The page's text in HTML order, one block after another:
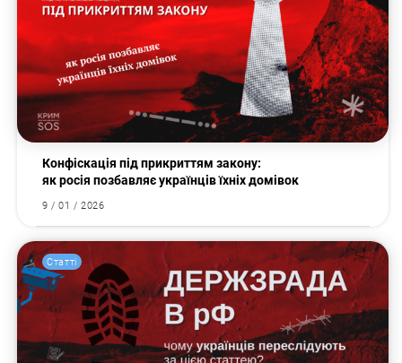
Конфіскація під прикриттям закону:
як росія позбавляє українців їхніх домівок
9 / 01 / 2026
Статті